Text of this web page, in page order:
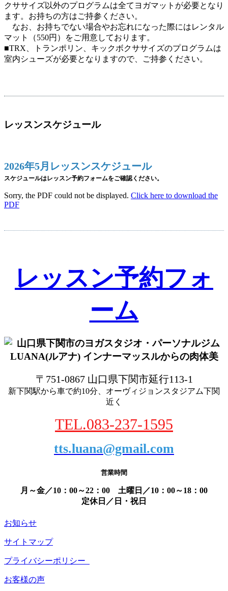
クササイズ以外のプログラムは全てヨガマットが必要となり
ます。お持ちの方はご持参ください。
なお、お持ちでない場合やお忘れになった際にはレンタル
マット（550円）をご用意しております。
■TRX、トランポリン、キックボクササイズのプログラムは
室内シューズが必要となりますので、ご持参ください。
レッスンスケジュール
2026年5月レッスンスケジュール
スケジュールはレッスン予約フォームをご確認ください。
Sorry, the PDF could not be displayed. Click here to download the
PDF
レッスン予約フォ
ーム
〒751-0867 山口県下関市延行113-1
新下関駅から車で約10分、オーヴィジョンスタジアム下関
近く
TEL.083-237-1595
tts.luana@gmail.com
営業時間
月～金／10：00～22：00 土曜日／10：00～18：00
定休日／日・祝日
お知らせ
サイトマップ
プライバシーポリシー
お客様の声